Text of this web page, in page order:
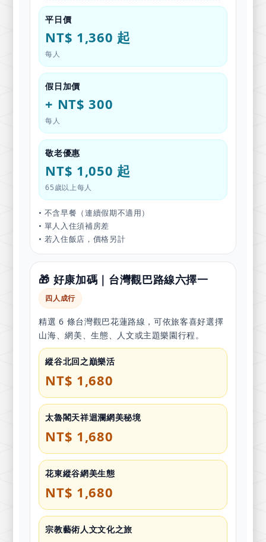
平日價
NT$ 1,360 起
每人
假日加價
+ NT$ 300
每人
敬老優惠
NT$ 1,050 起
65歲以上每人
• 不含早餐（連續假期不適用）
• 單人入住須補房差
• 若入住飯店，價格另計
🎁 好康加碼｜台灣觀巴路線六擇一
四人成行
精選 6 條台灣觀巴花蓮路線，可依旅客喜好選擇
山海、網美、生態、人文或主題樂園行程。
縱谷北回之巔樂活
NT$ 1,680
太魯閣天祥迴瀾網美秘境
NT$ 1,680
花東縱谷網美生態
NT$ 1,680
宗教藝術人文文化之旅